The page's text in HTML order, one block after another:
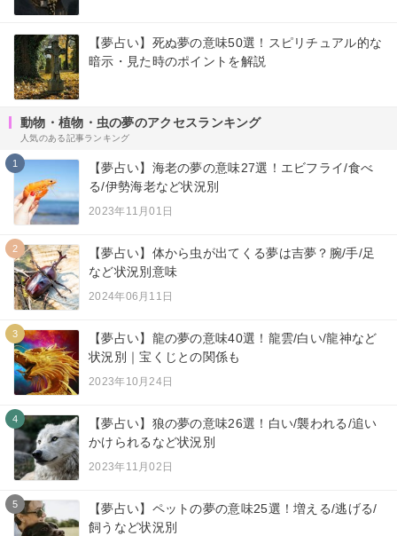
【夢占い】死ぬ夢の意味50選！スピリチュアル的な
暗示・見た時のポイントを解説
動物・植物・虫の夢のアクセスランキング
人気のある記事ランキング
1
【夢占い】海老の夢の意味27選！エビフライ/食べ
る/伊勢海老など状況別
2023年11月01日
2
【夢占い】体から虫が出てくる夢は吉夢？腕/手/足
など状況別意味
2024年06月11日
3
【夢占い】龍の夢の意味40選！龍雲/白い/龍神など
状況別｜宝くじとの関係も
2023年10月24日
4
【夢占い】狼の夢の意味26選！白い/襲われる/追い
かけられるなど状況別
2023年11月02日
5
【夢占い】ペットの夢の意味25選！増える/逃げる/
飼うなど状況別